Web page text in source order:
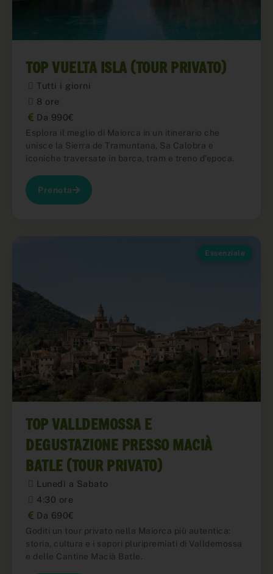
TOP VUELTA ISLA (TOUR PRIVATO)
Tutti i giorni
8 ore
Da 990€
Esplora il meglio di Maiorca in un itinerario che
unisce la Sierra de Tramuntana, Sa Calobra e
iconiche traversate in barca, tram e treno d'epoca.
Prenota
Essenziale
TOP VALLDEMOSSA E
DEGUSTAZIONE PRESSO MACIÀ
BATLE (TOUR PRIVATO)
Lunedì a Sabato
4:30 ore
Da 690€
Goditi un tour privato nella Maiorca più autentica:
storia, cultura e i sapori pluripremiati di Valldemossa
e delle Cantine Macià Batle.